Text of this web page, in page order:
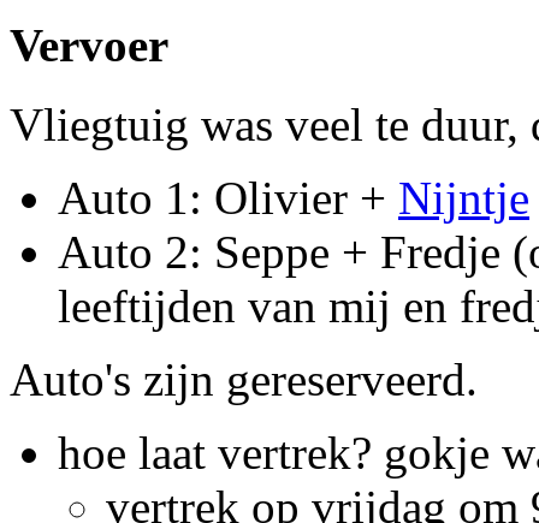
Vervoer
Vliegtuig was veel te duur,
Auto 1: Olivier + Nijntje
Auto 2: Seppe + Fredje
leeftijden van mij en
Auto's zijn gereserveerd.
hoe laat vertrek? gokje
vertrek op vrijdag om